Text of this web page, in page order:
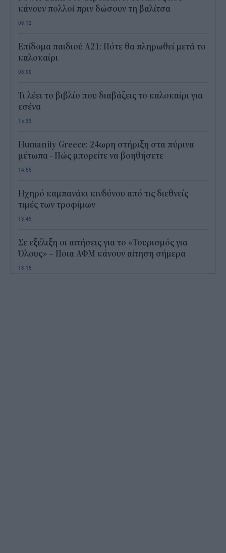
κάνουν πολλοί πριν δώσουν τη βαλίτσα
08:12
Επίδομα παιδιού Α21: Πότε θα πληρωθεί μετά το
καλοκαίρι
08:00
Τι λέει το βιβλίο που διαβάζεις το καλοκαίρι για
εσένα
15:33
Humanity Greece: 24ωρη στήριξη στα πύρινα
μέτωπα - Πώς μπορείτε να βοηθήσετε
14:55
Ηχηρό καμπανάκι κινδύνου από τις διεθνείς
τιμές των τροφίμων
13:45
Σε εξέλιξη οι αιτήσεις για το «Τουρισμός για
Όλους» – Ποια ΑΦΜ κάνουν αίτηση σήμερα
13:15